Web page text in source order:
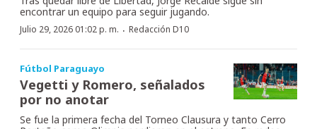
encontrar un equipo para seguir jugando.
Julio 29, 2026 01:02 p. m. · Redacción D10
Fútbol Paraguayo
Vegetti y Romero, señalados
por no anotar
Se fue la primera fecha del Torneo Clausura y tanto Cerro